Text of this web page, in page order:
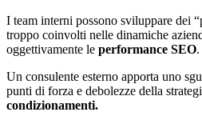
I team interni possono sviluppare dei
troppo coinvolti nelle dinamiche
oggettivamente le performance SEO.
Un consulente esterno apporta uno
punti di forza e debolezze della
condizionamenti.